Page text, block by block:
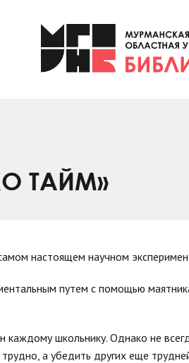
ТАЙМ»
настоящем научном
путем с помощью
каждому школьнику. Однако не
а убедить других еще